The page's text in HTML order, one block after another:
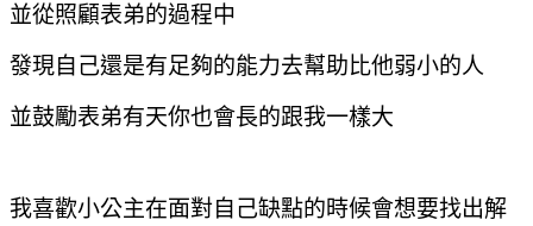
並從照顧表弟的過程中
發現自己還是有足夠的能力去幫助比他弱小的人
並鼓勵表弟有天你也會長的跟我一樣大
我喜歡小公主在面對自己缺點的時候會想要找出解